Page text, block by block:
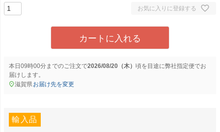
お気に入りに登録する
カートに入れる
本日 09時00分までのご注文で2026/08/20（木） に弊社指定便でお
届けします。
滋賀県お届け先を変更
輸入品